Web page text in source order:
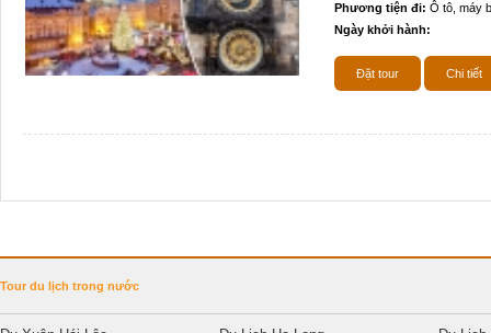
Phương tiện đi: Ô tô, máy
Ngày khởi hành:
Đặt tour Chi tiết
Tour du lịch trong nước